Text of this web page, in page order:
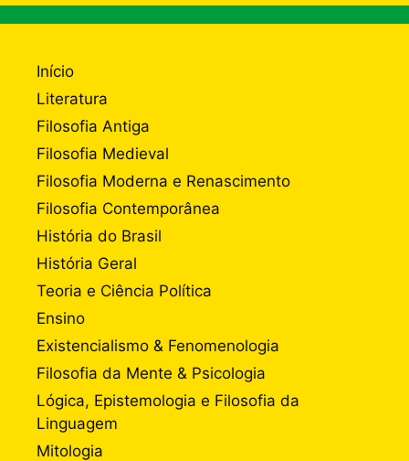
Início
Literatura
Filosofia Antiga
Filosofia Medieval
Filosofia Moderna e Renascimento
Filosofia Contemporânea
História do Brasil
História Geral
Teoria e Ciência Política
Ensino
Existencialismo & Fenomenologia
Filosofia da Mente & Psicologia
Lógica, Epistemologia e Filosofia da
Linguagem
Mitologia